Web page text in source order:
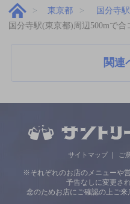
東京都
国分寺
国分寺駅(東京都)周辺500mで
関連
サイトマップ ご
※それぞれのお店のメニューや
予告なしに変更さ
念のためお店にご確認の上ご